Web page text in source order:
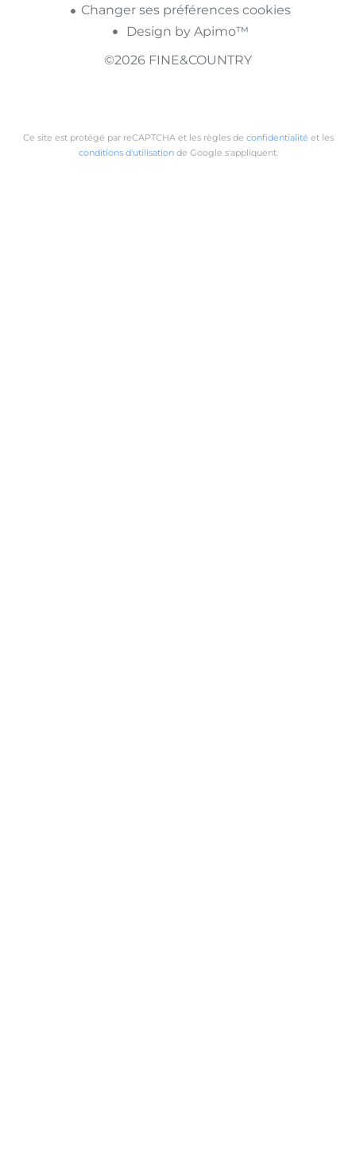
Changer ses préférences cookies
Design by Apimo™
©2026 FINE&COUNTRY
Ce site est protégé par reCAPTCHA et les règles de confidentialité et les
conditions d'utilisationde Google s'appliquent.